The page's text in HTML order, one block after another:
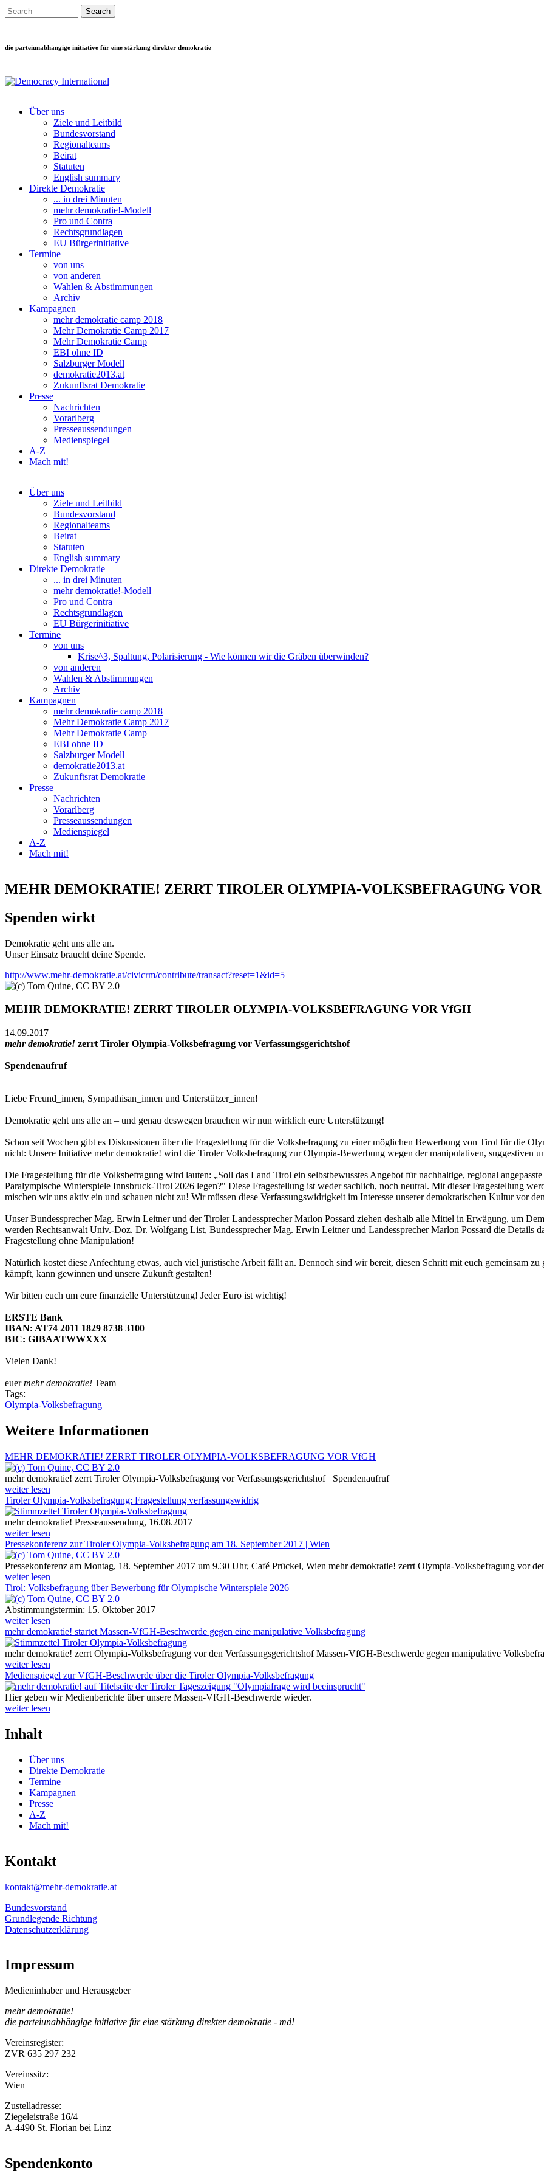
Direkt zum Inhalt
Search this site
die parteiunabhängige initiative für eine stärkung direkter demokratie
Main menu
Über uns
Ziele und Leitbild
Bundesvorstand
Regionalteams
Beirat
Statuten
English summary
Direkte Demokratie
... in drei Minuten
mehr demokratie!-Modell
Pro und Contra
Rechtsgrundlagen
EU Bürgerinitiative
Termine
von uns
von anderen
Wahlen & Abstimmungen
Archiv
Kampagnen
mehr demokratie camp 2018
Mehr Demokratie Camp 2017
Mehr Demokratie Camp
EBI ohne ID
Salzburger Modell
demokratie2013.at
Zukunftsrat Demokratie
Presse
Nachrichten
Vorarlberg
Presseaussendungen
Medienspiegel
A-Z
Mach mit!
Über uns
Ziele und Leitbild
Bundesvorstand
Regionalteams
Beirat
Statuten
English summary
Direkte Demokratie
... in drei Minuten
mehr demokratie!-Modell
Pro und Contra
Rechtsgrundlagen
EU Bürgerinitiative
Termine
von uns
Krise^3, Spaltung, Polarisierung - Wie können wir die Gräben überwinden?
von anderen
Wahlen & Abstimmungen
Archiv
Kampagnen
mehr demokratie camp 2018
Mehr Demokratie Camp 2017
Mehr Demokratie Camp
EBI ohne ID
Salzburger Modell
demokratie2013.at
Zukunftsrat Demokratie
Presse
Nachrichten
Vorarlberg
Presseaussendungen
Medienspiegel
A-Z
Mach mit!
MEHR DEMOKRATIE! ZERRT TIROLER OLYMPIA-VOLKSBEFRAGUNG
Spenden wirkt
Demokratie geht uns alle an.
Unser Einsatz braucht deine Spende.
http://www.mehr-demokratie.at/civicrm/contribute/transact?reset=1&id=5
MEHR DEMOKRATIE! ZERRT TIROLER OLYMPIA-VOLKSBEFRAGUNG VOR VfGH
14.09.2017
mehr demokratie! zerrt Tiroler Olympia-Volksbefragung vor Verfassungsgerichtshof
Spendenaufruf
​Liebe Freund_innen, Sympathisan_innen und Unterstützer_innen!
Demokratie geht uns alle an – und genau deswegen brauchen wir nun wirklich eure Unterstützung!
Schon seit Wochen gibt es Diskussionen über die Fragestellung für die Volksbefragung zu einer möglichen Bewerbung von Tirol für die
nicht: Unsere Initiative mehr demokratie! wird die Tiroler Volksbefragung zur Olympia-Bewerbung wegen der manipulativen, suggestiven
Die Fragestellung für die Volksbefragung wird lauten: „Soll das Land Tirol ein selbstbewusstes Angebot für nachhaltige, regional
Paralympische Winterspiele Innsbruck-Tirol 2026 legen?" Diese Fragestellung ist weder sachlich, noch neutral. Mit dieser Fragestellung
mischen wir uns aktiv ein und schauen nicht zu! Wir müssen diese Verfassungswidrigkeit im Interesse unserer demokratischen Kultur vor
Unser Bundessprecher Mag. Erwin Leitner und der Tiroler Landessprecher Marlon Possard ziehen deshalb alle Mittel in Erwägung, um
werden Rechtsanwalt Univ.-Doz. Dr. Wolfgang List, Bundessprecher Mag. Erwin Leitner und Landessprecher Marlon Possard die Details
Fragestellung ohne Manipulation!
Natürlich kostet diese Anfechtung etwas, auch viel juristische Arbeit fällt an. Dennoch sind wir bereit, diesen Schritt mit euch gemeinsam
kämpft, kann gewinnen und unsere Zukunft gestalten!
Wir bitten euch um eure finanzielle Unterstützung! Jeder Euro ist wichtig!
ERSTE Bank
IBAN: AT74 2011 1829 8738 3100
BIC: GIBAATWWXXX
Vielen Dank!
euermehr demokratie! Team
Tags:
Olympia-Volksbefragung
Weitere Informationen
MEHR DEMOKRATIE! ZERRT TIROLER OLYMPIA-VOLKSBEFRAGUNG VOR VfGH
mehr demokratie! zerrt Tiroler Olympia-Volksbefragung vor Verfassungsgerichtshof Spendenaufruf
weiter lesen
Tiroler Olympia-Volksbefragung: Fragestellung verfassungswidrig
mehr demokratie! Presseaussendung, 16.08.2017
weiter lesen
Pressekonferenz zur Tiroler Olympia-Volksbefragung am 18. September 2017 | Wien
Pressekonferenz am Montag, 18. September 2017 um 9.30 Uhr, Café Prückel, Wien mehr demokratie! zerrt Olympia-Volksbefragung vor
weiter lesen
Tirol: Volksbefragung über Bewerbung für Olympische Winterspiele 2026
Abstimmungstermin: 15. Oktober 2017
weiter lesen
mehr demokratie! startet Massen-VfGH-Beschwerde gegen eine manipulative Volksbefragung
mehr demokratie! zerrt Olympia-Volksbefragung vor den Verfassungsgerichtshof Massen-VfGH-Beschwerde gegen manipulative
weiter lesen
Medienspiegel zur VfGH-Beschwerde über die Tiroler Olympia-Volksbefragung
Hier geben wir Medienberichte über unsere Massen-VfGH-Beschwerde wieder.
weiter lesen
Inhalt
Über uns
Direkte Demokratie
Termine
Kampagnen
Presse
A-Z
Mach mit!
Kontakt
kontakt@mehr-demokratie.at
Bundesvorstand
Grundlegende Richtung
Datenschutzerklärung
Impressum
Medieninhaber und Herausgeber
mehr demokratie!
die parteiunabhängige initiative für eine stärkung direkter demokratie - md!
Vereinsregister:
ZVR 635 297 232
Vereinssitz:
Wien
Zustelladresse:
Ziegeleistraße 16/4
A-4490 St. Florian bei Linz
Spendenkonto